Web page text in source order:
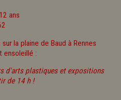
ans
la plaine de Baud à Rennes
ensoleillé :
d'arts plastiques et expositions
de 14 h !